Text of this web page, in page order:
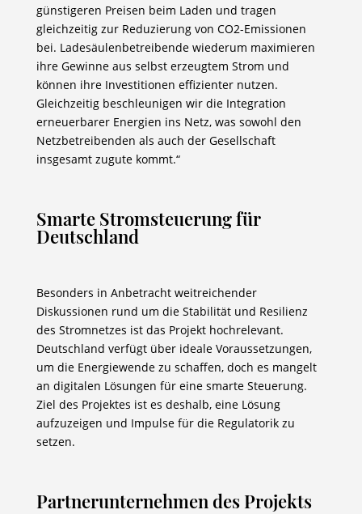
günstigeren Preisen beim Laden und tragen
gleichzeitig zur Reduzierung von CO2-Emissionen
bei. Ladesäulenbetreibende wiederum maximieren
ihre Gewinne aus selbst erzeugtem Strom und
können ihre Investitionen effizienter nutzen.
Gleichzeitig beschleunigen wir die Integration
erneuerbarer Energien ins Netz, was sowohl den
Netzbetreibenden als auch der Gesellschaft
insgesamt zugute kommt.“
Smarte Stromsteuerung für
Deutschland
Besonders in Anbetracht weitreichender
Diskussionen rund um die Stabilität und Resilienz
des Stromnetzes ist das Projekt hochrelevant.
Deutschland verfügt über ideale Voraussetzungen,
um die Energiewende zu schaffen, doch es mangelt
an digitalen Lösungen für eine smarte Steuerung.
Ziel des Projektes ist es deshalb, eine Lösung
aufzuzeigen und Impulse für die Regulatorik zu
setzen.
Partnerunternehmen des Projekts